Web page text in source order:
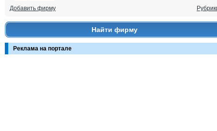
Добавить фирму
Найти фирму
Реклама на портале